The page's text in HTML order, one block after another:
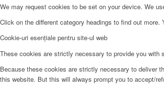
We may request cookies to be set on your device. We
Click on the different category headings to find out
Cookie-uri esențiale pentru site-ul web
These cookies are strictly necessary to provide you
Because these cookies are strictly necessary to deliver
this website. But this will always prompt you to accept/